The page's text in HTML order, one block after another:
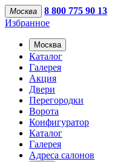
Москва
8 800 775 90 13
Избранное
Москва
Каталог
Галерея
Акция
Двери
Перегородки
Ворота
Конфигуратор
Каталог
Галерея
Адреса салонов